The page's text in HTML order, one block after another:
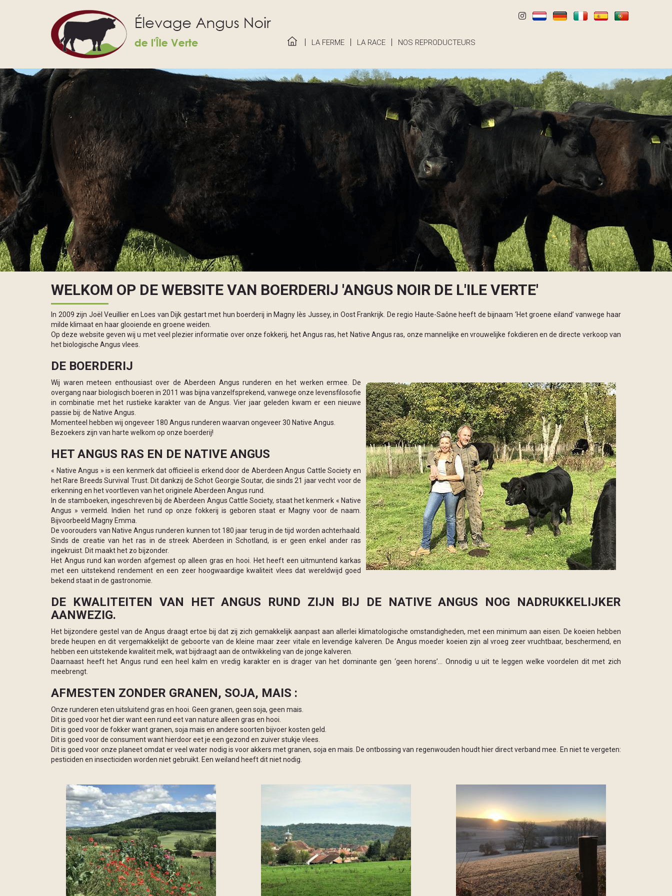
LA FERME LA RACE NOS REPRODUCTEURS
WELKOM OP DE WEBSITE VAN BOERDERIJ 'ANGUS NOIR DE L'ILE VERTE'
In 2009 zijn Joël Veuillier en Loes van Dijk gestart met hun boerderij in Magny lès Jussey, in Oost Frankrijk. De regio Haute-Saône heeft de bijnaam ‘Het groene eiland’ vanwege haar
milde klimaat en haar glooiende en groene weiden.
Op deze website geven wij u met veel plezier informatie over onze fokkerij, het Angus ras, het Native Angus ras, onze mannelijke en vrouwelijke fokdieren en de directe verkoop van
het biologische Angus vlees.
DE BOERDERIJ
Wij waren meteen enthousiast over de Aberdeen Angus runderen en het werken ermee. De
overgang naar biologisch boeren in 2011 was bijna vanzelfsprekend, vanwege onze levensfilosofie
in combinatie met het rustieke karakter van de Angus. Vier jaar geleden kwam er een nieuwe
passie bij: de Native Angus.
Momenteel hebben wij ongeveer 180 Angus runderen waarvan ongeveer 30 Native Angus.
Bezoekers zijn van harte welkom op onze boerderij!
HET ANGUS RAS EN DE NATIVE ANGUS
« Native Angus » is een kenmerk dat officieel is erkend door de Aberdeen Angus Cattle Society en
het Rare Breeds Survival Trust. Dit dankzij de Schot Georgie Soutar, die sinds 21 jaar vecht voor de
erkenning en het voortleven van het originele Aberdeen Angus rund.
In de stamboeken, ingeschreven bij de Aberdeen Angus Cattle Society, staat het kenmerk « Native
Angus » vermeld. Indien het rund op onze fokkerij is geboren staat er Magny voor de naam.
Bijvoorbeeld Magny Emma.
De voorouders van Native Angus runderen kunnen tot 180 jaar terug in de tijd worden achterhaald.
Sinds de creatie van het ras in de streek Aberdeen in Schotland, is er geen enkel ander ras
ingekruist. Dit maakt het zo bijzonder.
Het Angus rund kan worden afgemest op alleen gras en hooi. Het heeft een uitmuntend karkas
met een uitstekend rendement en een zeer hoogwaardige kwaliteit vlees dat wereldwijd goed
bekend staat in de gastronomie.
DE KWALITEITEN VAN HET ANGUS RUND ZIJN BIJ DE NATIVE ANGUS NOG NADRUKKELIJKER
AANWEZIG.
Het bijzondere gestel van de Angus draagt ertoe bij dat zij zich gemakkelijk aanpast aan allerlei klimatologische omstandigheden, met een minimum aan eisen. De koeien hebben
brede heupen en dit vergemakkelijkt de geboorte van de kleine maar zeer vitale en levendige kalveren. De Angus moeder koeien zijn al vroeg zeer vruchtbaar, beschermend, en
hebben een uitstekende kwaliteit melk, wat bijdraagt aan de ontwikkeling van de jonge kalveren.
Daarnaast heeft het Angus rund een heel kalm en vredig karakter en is drager van het dominante gen ‘geen horens’… Onnodig u uit te leggen welke voordelen dit met zich
meebrengt.
AFMESTEN ZONDER GRANEN, SOJA, MAIS :
Onze runderen eten uitsluitend gras en hooi. Geen granen, geen soja, geen mais.
Dit is goed voor het dier want een rund eet van nature alleen gras en hooi.
Dit is goed voor de fokker want granen, soja mais en andere soorten bijvoer kosten geld.
Dit is goed voor de consument want hierdoor eet je een gezond en zuiver stukje vlees.
Dit is goed voor onze planeet omdat er veel water nodig is voor akkers met granen, soja en mais. De ontbossing van regenwouden houdt hier direct verband mee. En niet te vergeten:
pesticiden en insecticiden worden niet gebruikt. Een weiland heeft dit niet nodig.